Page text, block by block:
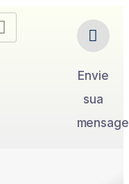
Envie
sua